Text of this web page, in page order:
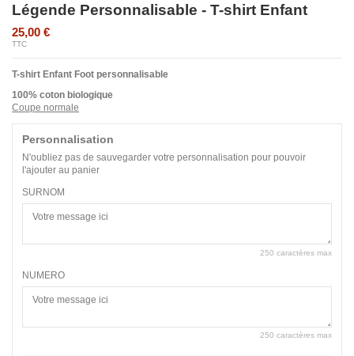
Légende Personnalisable - T-shirt Enfant
25,00 €
TTC
T-shirt Enfant Foot personnalisable
100% coton biologique
Coupe normale
Personnalisation
N'oubliez pas de sauvegarder votre personnalisation pour pouvoir
l'ajouter au panier
SURNOM
250 caractères max
NUMERO
250 caractères max